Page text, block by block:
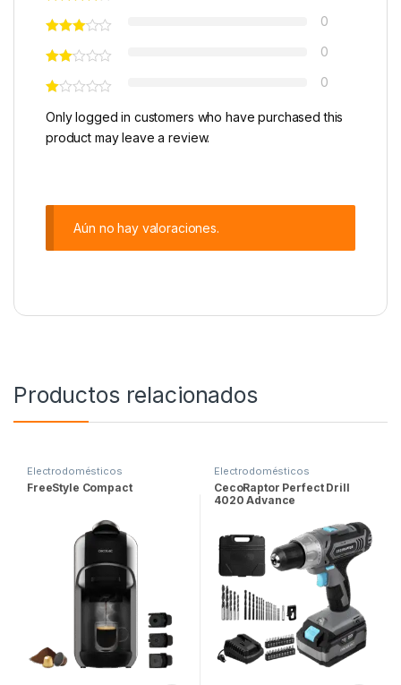
0
0
0
Only logged in customers who have purchased this
product may leave a review.
Aún no hay valoraciones.
Productos relacionados
Electrodomésticos
FreeStyle Compact
Electrodomésticos
CecoRaptor Perfect Drill
4020 Advance